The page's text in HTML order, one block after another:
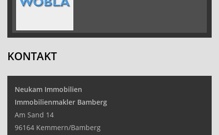
KONTAKT
Neukam Immobilien
Immobilienmakler Bamberg
Am Sand 14
96164 Kemmern/Bamberg